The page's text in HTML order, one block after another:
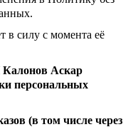
в силу с момента её
Аскар
персональных
(в том числе через